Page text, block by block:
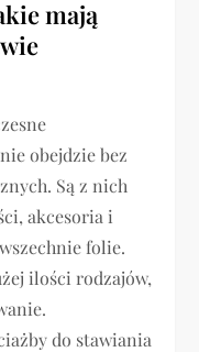
mają
obejdzie bez
Są z nich
akcesoria i
folie.
ilości rodzajów,
do stawiania